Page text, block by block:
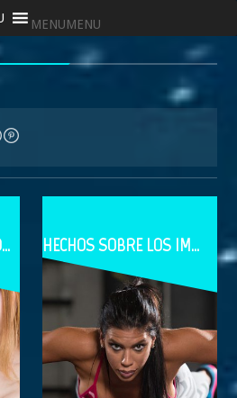
IMPLANTES DE SENOS DE GEL COHESIVO HECHOS SOBRE LOS IMPLANTES DE SENOS
MENUMENU